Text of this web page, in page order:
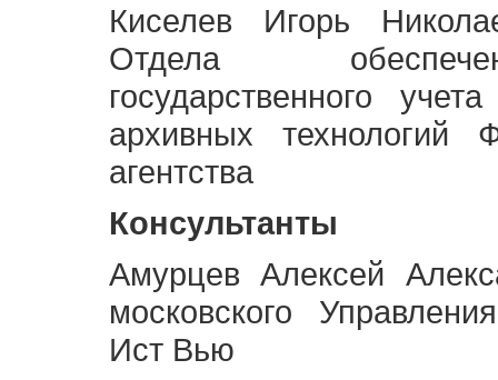
Киселев Игорь
Отдела
государственного
архивных технологий
агентства
Консультанты
Амурцев Алексей
московского
Ист Вью